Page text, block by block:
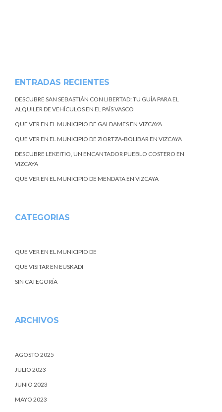
ENTRADAS RECIENTES
DESCUBRE SAN SEBASTIÁN CON LIBERTAD: TU GUÍA PARA EL
ALQUILER DE VEHÍCULOS EN EL PAÍS VASCO
QUE VER EN EL MUNICIPIO DE GALDAMES EN VIZCAYA
QUE VER EN EL MUNICIPIO DE ZIORTZA-BOLIBAR EN VIZCAYA
DESCUBRE LEKEITIO, UN ENCANTADOR PUEBLO COSTERO EN
VIZCAYA
QUE VER EN EL MUNICIPIO DE MENDATA EN VIZCAYA
CATEGORIAS
QUE VER EN EL MUNICIPIO DE
QUE VISITAR EN EUSKADI
SIN CATEGORÍA
ARCHIVOS
AGOSTO 2025
JULIO 2023
JUNIO 2023
MAYO 2023